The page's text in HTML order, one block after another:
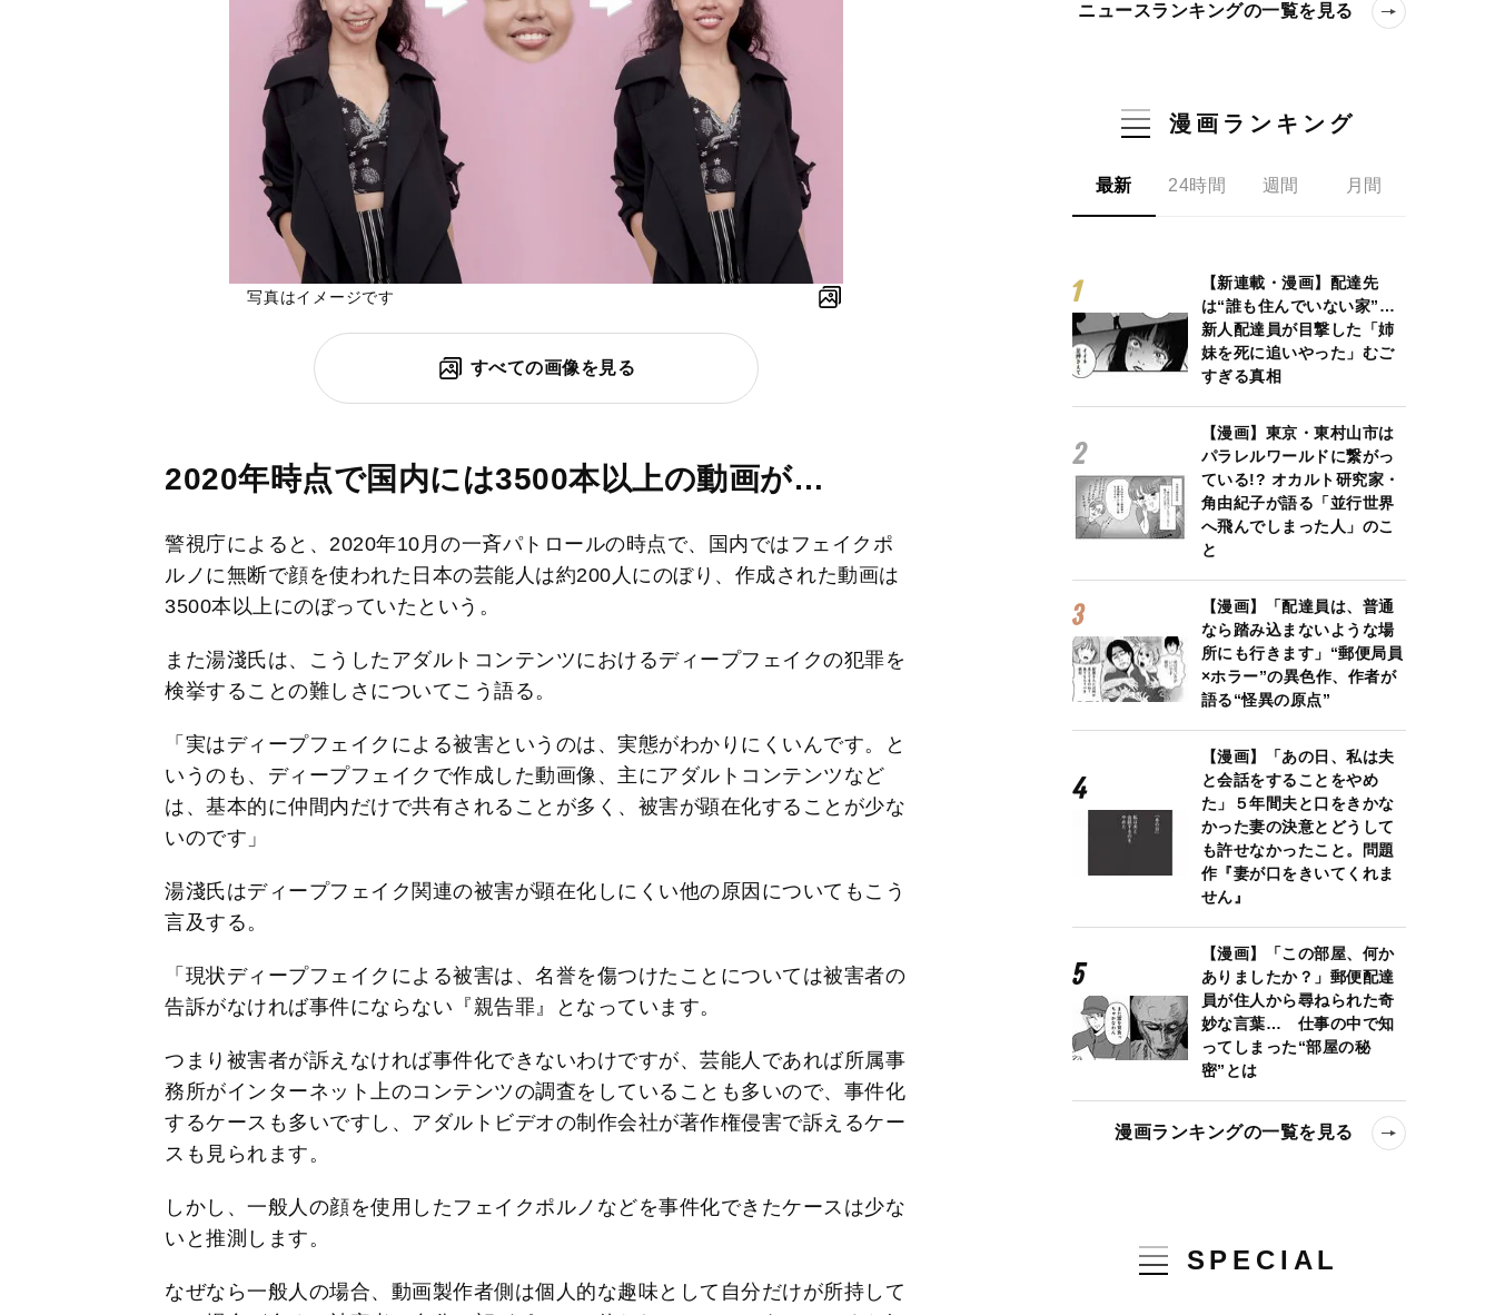
写真はイメージです
すべての画像を見る
2020年時点で国内には3500本以上の動画が…
警視庁によると、2020年10月の一斉パトロールの時点で、国内ではフェイクポ
ルノに無断で顔を使われた日本の芸能人は約200人にのぼり、作成された動画は
3500本以上にのぼっていたという。
また湯淺氏は、こうしたアダルトコンテンツにおけるディープフェイクの犯罪を
検挙することの難しさについてこう語る。
「実はディープフェイクによる被害というのは、実態がわかりにくいんです。と
いうのも、ディープフェイクで作成した動画像、主にアダルトコンテンツなど
は、基本的に仲間内だけで共有されることが多く、被害が顕在化することが少な
いのです」
湯淺氏はディープフェイク関連の被害が顕在化しにくい他の原因についてもこう
言及する。
「現状ディープフェイクによる被害は、名誉を傷つけたことについては被害者の
告訴がなければ事件にならない『親告罪』となっています。
つまり被害者が訴えなければ事件化できないわけですが、芸能人であれば所属事
務所がインターネット上のコンテンツの調査をしていることも多いので、事件化
するケースも多いですし、アダルトビデオの制作会社が著作権侵害で訴えるケー
スも見られます。
しかし、一般人の顔を使用したフェイクポルノなどを事件化できたケースは少な
いと推測します。
なぜなら一般人の場合、動画製作者側は個人的な趣味として自分だけが所持して
ニュースランキングの一覧を見る
漫画ランキング
最新 24時間 週間 月間
【新連載・漫画】配達先
は“誰も住んでいない家”…
新人配達員が目撃した「姉
妹を死に追いやった」むご
すぎる真相
【漫画】東京・東村山市は
パラレルワールドに繋がっ
ている!? オカルト研究家・
角由紀子が語る「並行世界
へ飛んでしまった人」のこ
と
【漫画】「配達員は、普通
なら踏み込まないような場
所にも行きます」“郵便局員
×ホラー”の異色作、作者が
語る“怪異の原点”
【漫画】「あの日、私は夫
と会話をすることをやめ
た」５年間夫と口をきかな
かった妻の決意とどうして
も許せなかったこと。問題
作『妻が口をきいてくれま
せん』
【漫画】「この部屋、何か
ありましたか？」郵便配達
員が住人から尋ねられた奇
妙な言葉… 仕事の中で知
ってしまった“部屋の秘
密”とは
漫画ランキングの一覧を見る
SPECIAL